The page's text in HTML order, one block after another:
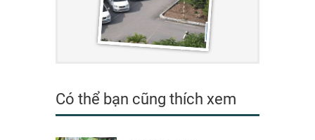
Có thể bạn cũng thích xem